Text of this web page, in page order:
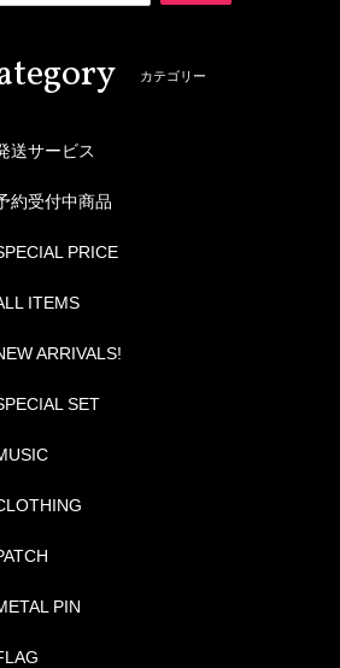
カテゴリー
送サービス
約受付中商品
PRICE
ITEMS
ARRIVALS!
SET
PIN